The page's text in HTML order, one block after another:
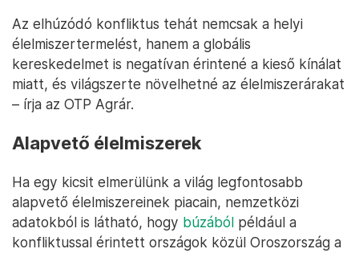
Az elhúzódó konfliktus tehát nemcsak a helyi
élelmiszertermelést, hanem a globális
kereskedelmet is negatívan érintené a kieső kínálat
miatt, és világszerte növelhetné az élelmiszerárakat
– írja az OTP Agrár.
Alapvető élelmiszerek
Ha egy kicsit elmerülünk a világ legfontosabb
alapvető élelmiszereinek piacain, nemzetközi
adatokból is látható, hogy búzából például a
konfliktussal érintett országok közül Oroszország a